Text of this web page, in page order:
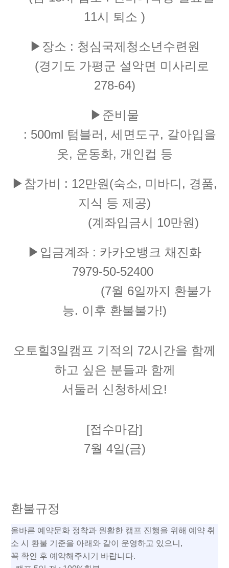
11시 퇴소 )
▶장소 : 청심국제청소년수련원
(경기도 가평군 설악면 미사리로
278-64)
▶준비물
: 500ml 텀블러, 세면도구, 갈아입을
옷, 운동화, 개인컵 등
▶참가비 : 12만원(숙소, 미바디, 경품,
지식 등 제공)
(계좌입금시 10만원)
▶입금계좌 : 카카오뱅크 채진화
7979-50-52400
(7월 6일까지 환불가
능. 이후 환불불가!)
오토힐3일캠프 기적의 72시간을 함께
하고 싶은 분들과 함께
서둘러 신청하세요!
[접수마감]
7월 4일(금)
환불규정
올바른 예약문화 정착과 원활한 캠프 진행을 위해 예약 취
소 시 환불 기준을 아래와 같이 운영하고 있으니,
꼭 확인 후 예약해주시기 바랍니다.